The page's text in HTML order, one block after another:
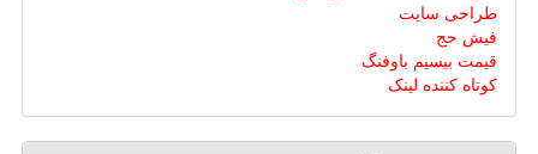
طراحی سایت
فیش حج
قیمت بیسیم باوفنگ
کوتاه کننده لینک